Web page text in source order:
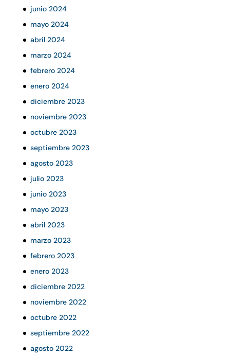
junio 2024
mayo 2024
abril 2024
marzo 2024
febrero 2024
enero 2024
diciembre 2023
noviembre 2023
octubre 2023
septiembre 2023
agosto 2023
julio 2023
junio 2023
mayo 2023
abril 2023
marzo 2023
febrero 2023
enero 2023
diciembre 2022
noviembre 2022
octubre 2022
septiembre 2022
agosto 2022